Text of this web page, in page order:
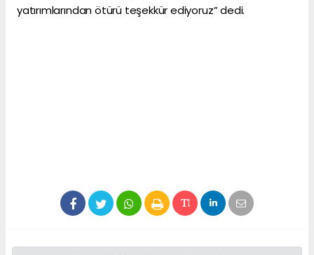
yatırımlarından ötürü teşekkür ediyoruz” dedi.